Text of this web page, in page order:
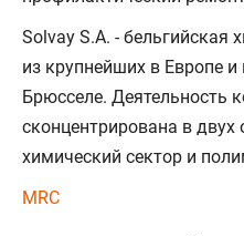
Solvay S.A. - бельгийская
из крупнейших в Европе
Брюсселе. Деятельность
сконцентрирована в
химический сектор и
MRC